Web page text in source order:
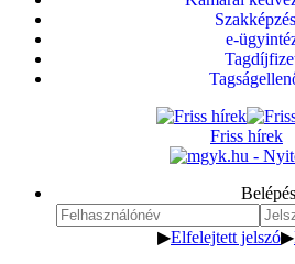
e-
Friss hírek
Belépés
▶Elfelejtett jelszó▶